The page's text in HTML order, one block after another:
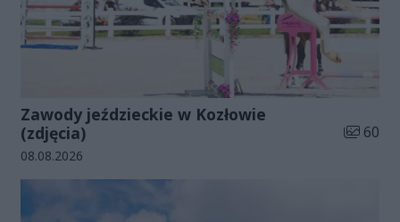
Zawody jeździeckie w Kozłowie
(zdjęcia)
Liczba
60
Data dodania galerii:
08.08.2026